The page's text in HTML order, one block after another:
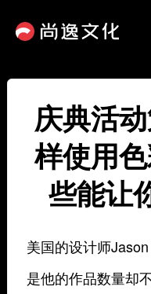
庆典活
样使用
些能让
美国的设计师
是他的作品数量却